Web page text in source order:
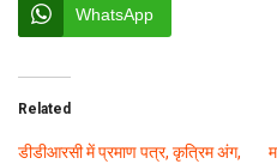
WhatsApp
Related
डीडीआरसी में प्रमाण पत्र, कृत्रिम अंग,